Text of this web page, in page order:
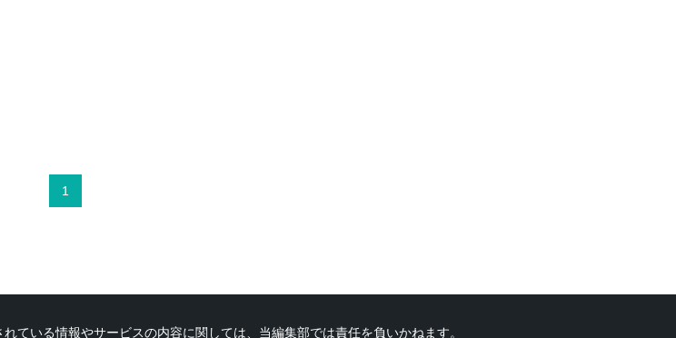
1
ている情報やサービスの内容に関しては、当編集部では責任を負いかねます。